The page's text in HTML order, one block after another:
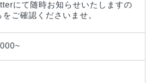
にて随時お知らせいたしますの
ご確認くださいませ。